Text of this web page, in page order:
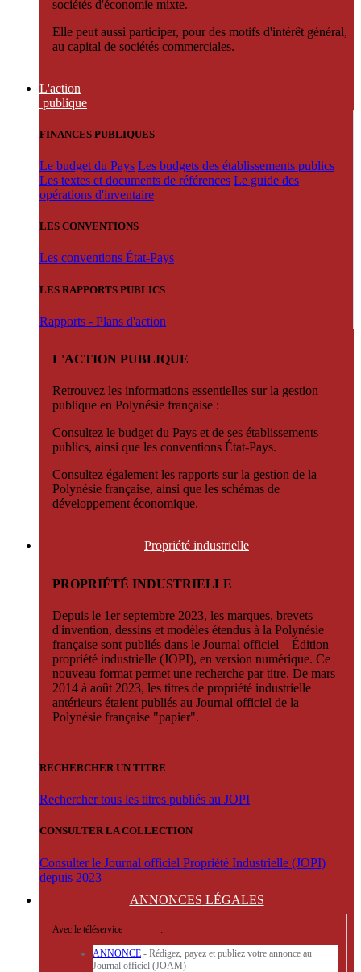
sociétés d'économie mixte.
Elle peut aussi participer, pour des motifs d'intérêt général,
au capital de sociétés commerciales.
L'action
publique
FINANCES PUBLIQUES
Le budget du Pays Les budgets des établissements publics
Les textes et documents de références Le guide des
opérations d'inventaire
LES CONVENTIONS
Les conventions État-Pays
LES RAPPORTS PUBLICS
Rapports - Plans d'action
L'ACTION PUBLIQUE
Retrouvez les informations essentielles sur la gestion
publique en Polynésie française :
Consultez le budget du Pays et de ses établissements
publics, ainsi que les conventions État-Pays.
Consultez également les rapports sur la gestion de la
Polynésie française, ainsi que les schémas de
développement économique.
Propriété industrielle
PROPRIÉTÉ INDUSTRIELLE
Depuis le 1er septembre 2023, les marques, brevets
d'invention, dessins et modèles étendus à la Polynésie
française sont publiés dans le Journal officiel – Édition
propriété industrielle (JOPI), en version numérique. Ce
nouveau format permet une recherche par titre. De mars
2014 à août 2023, les titres de propriété industrielle
antérieurs étaient publiés au Journal officiel de la
Polynésie française "papier".
RECHERCHER UN TITRE
Rechercher tous les titres publiés au JOPI
CONSULTER LA COLLECTION
Consulter le Journal officiel Propriété Industrielle (JOPI)
depuis 2023
ANNONCES LÉGALES
Avec le téléservice :
ANNONCE - Rédigez, payez et publiez votre annonce au
Journal officiel (JOAM)